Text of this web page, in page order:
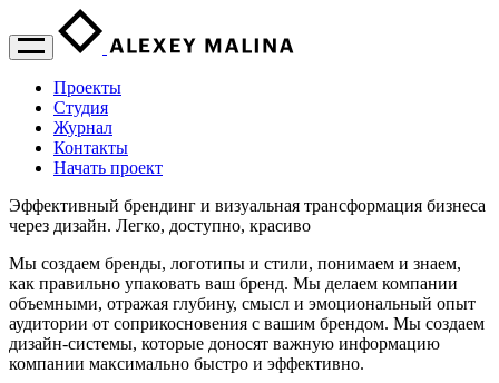
Проекты
Студия
Журнал
Контакты
Начать проект
Эффективный брендинг и визуальная трансформация бизнеса
через дизайн. Легко, доступно, красиво
Мы создаем бренды, логотипы и стили, понимаем и знаем,
как правильно упаковать ваш бренд. Мы делаем компании
объемными, отражая глубину, смысл и эмоциональный опыт
аудитории от соприкосновения с вашим брендом. Мы создаем
дизайн-системы, которые доносят важную информацию
компании максимально быстро и эффективно.